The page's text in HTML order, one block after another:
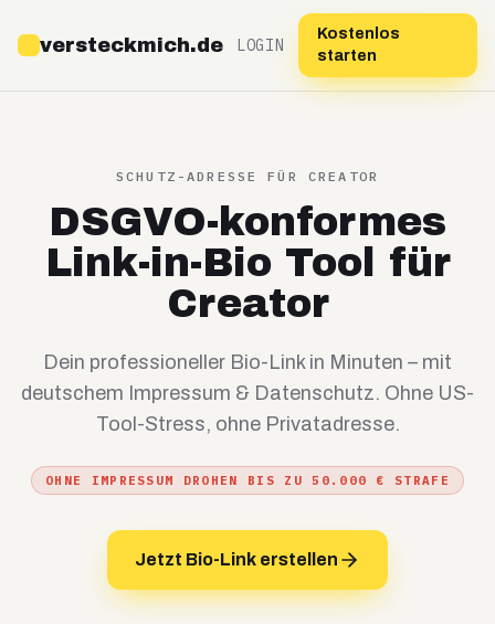
versteckmich.de LOGIN
Kostenlos
starten
SCHUTZ-ADRESSE FÜR CREATOR
DSGVO-konformes
Link-in-Bio Tool für
Creator
Dein professioneller Bio-Link in Minuten – mit
deutschem Impressum & Datenschutz. Ohne US-
Tool-Stress, ohne Privatadresse.
OHNE IMPRESSUM DROHEN BIS ZU 50.000 € STRAFE
Jetzt Bio-Link erstellen